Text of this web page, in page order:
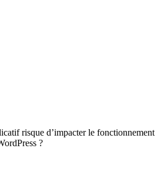
risque d’impacter le fonctionnement
?